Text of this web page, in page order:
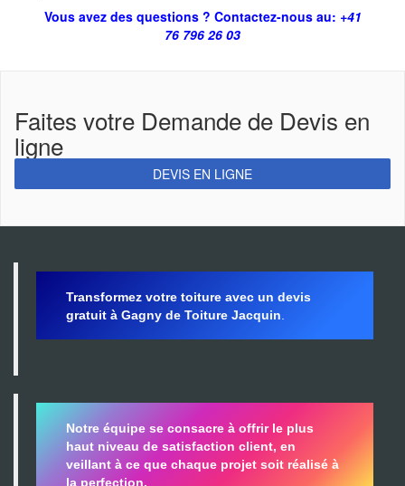
Vous avez des questions ? Contactez-nous au: +41
76 796 26 03
Faites votre Demande de Devis en
ligne
DEVIS EN LIGNE
Transformez votre toiture avec un devis
gratuit à Gagny de Toiture Jacquin
Notre équipe se consacre à offrir le plus
haut niveau de satisfaction client, en
veillant à ce que chaque projet soit réalisé à
la perfection.